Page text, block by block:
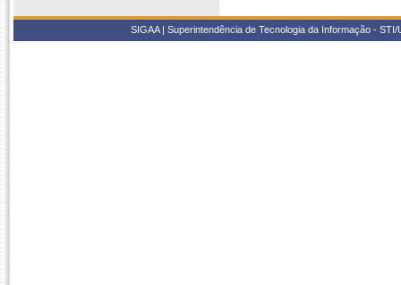
SIGAA | Superintendência de Tecnologia da Informação -